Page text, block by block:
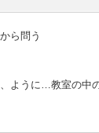
ら問う
ように…教室の中